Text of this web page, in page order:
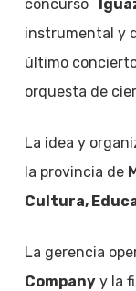
concurso ¨
instrumental y
último
orquesta de
La idea y
la provincia de
Cultura,
La gerencia
Companyy la